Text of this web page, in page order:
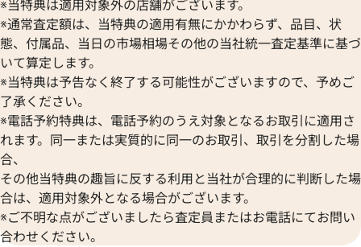
※当特典は適用対象外の店舗がございます。
※通常査定額は、当特典の適用有無にかかわらず、品目、状
態、付属品、当日の市場相場その他の当社統一査定基準に基づ
いて算定します。
※当特典は予告なく終了する可能性がございますので、予めご
了承ください。
※電話予約特典は、電話予約のうえ対象となるお取引に適用さ
れます。同一または実質的に同一のお取引、取引を分割した場
合、
その他当特典の趣旨に反する利用と当社が合理的に判断した場
合は、適用対象外となる場合がございます。
※ご不明な点がございましたら査定員またはお電話にてお問い
合わせください。